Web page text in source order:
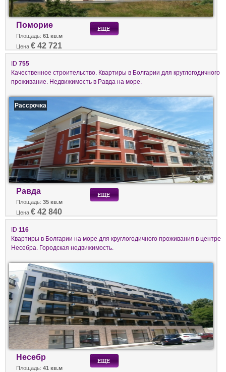
Поморие
Площадь: 61 кв.м
Цена € 42 721
ID 755
Качественное строительство. Квартиры в Болгарии для круглогодичного
проживание. Недвижимость в Равда на море.
Рассрочка
Равда
Площадь: 35 кв.м
Цена € 42 840
ID 116
Квартиры в Болгарии на море для круглогодичного проживания в центре
Несебра. Городская недвижимость.
Несебр
Площадь: 41 кв.м